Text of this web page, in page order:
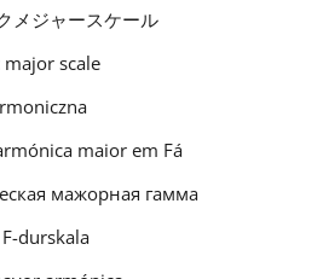
メジャースケール
scale
maior em Fá
мажорная гамма
durskala